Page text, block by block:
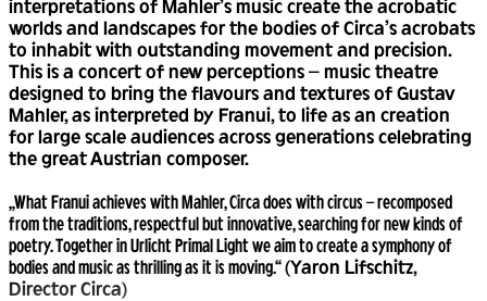
interpretations of Mahler’s music create the acrobatic
worlds and landscapes for the bodies of Circa’s acrobats
to inhabit with outstanding movement and precision.
This is a concert of new perceptions – music theatre
designed to bring the flavours and textures of Gustav
Mahler, as interpreted by Franui, to life as an creation
for large scale audiences across generations celebrating
the great Austrian composer.
„What Franui achieves with Mahler, Circa does with circus – recomposed
from the traditions, respectful but innovative, searching for new kinds of
poetry. Together in Urlicht Primal Light we aim to create a symphony of
bodies and music as thrilling as it is moving.“(Yaron Lifschitz,
Director Circa)